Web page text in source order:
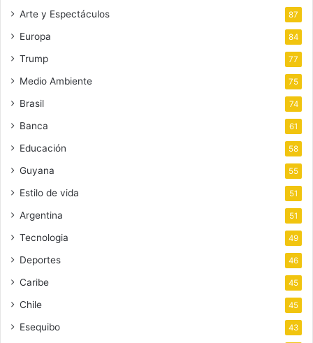
Arte y Espectáculos 87
Europa 84
Trump 77
Medio Ambiente 75
Brasil 74
Banca 61
Educación 58
Guyana 55
Estilo de vida 51
Argentina 51
Tecnologia 49
Deportes 46
Caribe 45
Chile 45
Esequibo 43